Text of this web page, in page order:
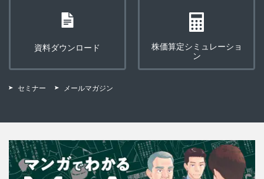
資料ダウンロード
株価算定シミュレーショ
ン
セミナー メールマガジン